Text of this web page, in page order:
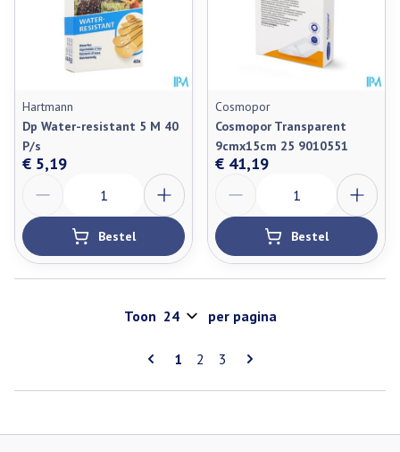
Hartmann
Dp Water-resistant 5 M 40
P/s
€ 5,19
Bestel
Cosmopor
Cosmopor Transparent
9cmx15cm 25 9010551
€ 41,19
Bestel
Pagina's
U lees momenteel pagina
1 Pagina
2 Pagina
3
Toon per pagina